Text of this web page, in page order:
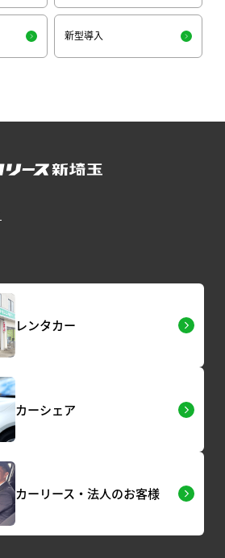
新型導入
レンタカー
カーシェア
カーリース・法人のお客様